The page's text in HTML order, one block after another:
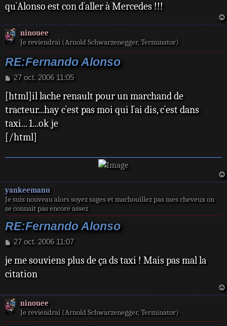
qu`Alonso est con d`aller à Mercedes !!!
ninouee
Je reviendrai (Arnold Schwarzenegger, Terminator)
RE:Fernando Alonso
M
s
a
g
e
27 oct. 2006 11:05
[html]il lache renault pour un marchand de
tracteur...hay c`est pas moi qui l`ai dis, c`est dans
taxi... 1...ok je
[/html]
yankeemanu
Je suis nouveau alors soyez sages et machouillez pas mes cheveux on
se connait pas encore assez
RE:Fernando Alonso
M
s
s
a
e
27 oct. 2006 11:07
je me souviens plus de ça ds taxi ! Mais pas mal la
citation
ninouee
Je reviendrai (Arnold Schwarzenegger, Terminator)